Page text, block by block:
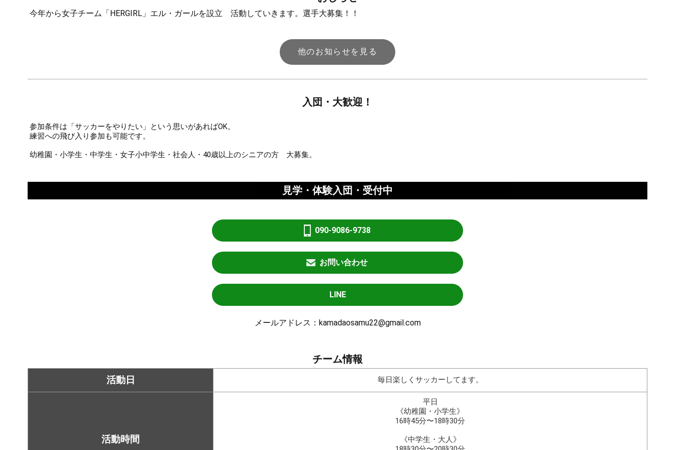
今年から女子チーム「HERGIRL」エル・ガールを設立 活動していきます。選手大募集！！
他のお知らせを見る
入団・大歓迎！
参加条件は「サッカーをやりたい」という思いがあればOK。
練習への飛び入り参加も可能です。
幼稚園・小学生・中学生・女子小中学生・社会人・40歳以上のシニアの方 大募集。
見学・体験入団・受付中
090-9086-9738
お問い合わせ
LINE
メールアドレス：kamadaosamu22@gmail.com
チーム情報
活動日 毎日楽しくサッカーしてます。
活動時間
平日
《幼稚園・小学生》
16時45分〜18時30分
《中学生・大人》